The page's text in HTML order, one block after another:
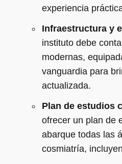
experiencia
Infraestructura y
instituto debe
modernas,
vanguardia para
actualizada.
Plan de estudios
ofrecer un plan de
abarque todas las
cosmiatría,